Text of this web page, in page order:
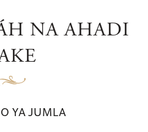
NA AHADI
YA JUMLA